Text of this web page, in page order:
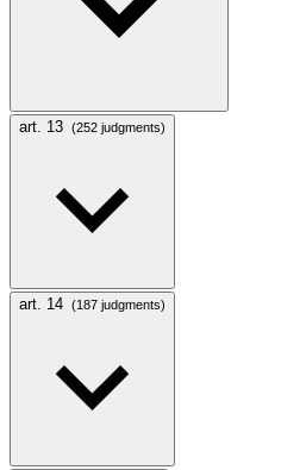
art. 13 (252 judgments)
art. 14 (187 judgments)